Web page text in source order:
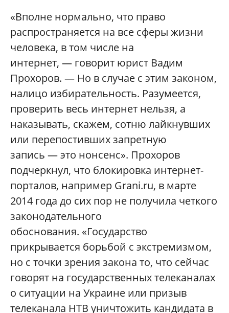
«Вполне нормально, что право
распространяется на все сферы жизни
человека, в том числе на
интернет, — говорит юрист Вадим
Прохоров. — Но в случае с этим законом,
налицо избирательность. Разумеется,
проверить весь интернет нельзя, а
наказывать, скажем, сотню лайкнувших
или перепостивших запретную
запись — это нонсенс». Прохоров
подчеркнул, что блокировка интернет-
порталов, например Grani.ru, в марте
2014 года до сих пор не получила четкого
законодательного
обоснования. «Государство
прикрывается борьбой с экстремизмом,
но с точки зрения закона то, что сейчас
говорят на государственных телеканалах
о ситуации на Украине или призыв
телеканала НТВ уничтожить кандидата в